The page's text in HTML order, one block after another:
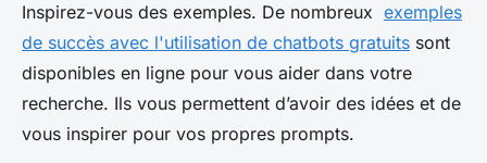
Inspirez-vous des exemples. De nombreux exemples
de succès avec l'utilisation de chatbots gratuits sont
disponibles en ligne pour vous aider dans votre
recherche. Ils vous permettent d’avoir des idées et de
vous inspirer pour vos propres prompts.